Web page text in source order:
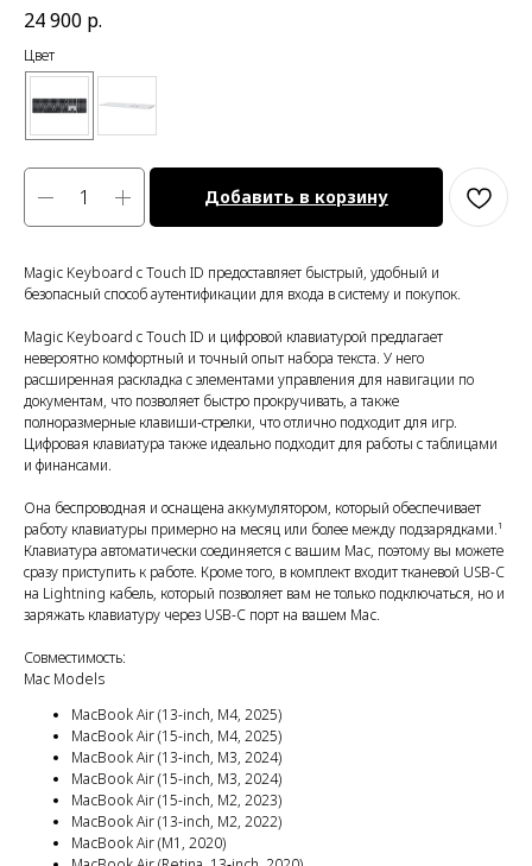
24 900 р.
Цвет
Добавить в корзину
Magic Keyboard с Touch ID предоставляет быстрый, удобный и
безопасный способ аутентификации для входа в систему и покупок.
Magic Keyboard с Touch ID и цифровой клавиатурой предлагает
невероятно комфортный и точный опыт набора текста. У него
расширенная раскладка с элементами управления для навигации по
документам, что позволяет быстро прокручивать, а также
полноразмерные клавиши-стрелки, что отлично подходит для игр.
Цифровая клавиатура также идеально подходит для работы с таблицами
и финансами.
Она беспроводная и оснащена аккумулятором, который обеспечивает
работу клавиатуры примерно на месяц или более между подзарядками.¹
Клавиатура автоматически соединяется с вашим Mac, поэтому вы можете
сразу приступить к работе. Кроме того, в комплект входит тканевой USB-C
на Lightning кабель, который позволяет вам не только подключаться, но и
заряжать клавиатуру через USB-C порт на вашем Mac.
Совместимость:
Mac Models
MacBook Air (13-inch, M4, 2025)
MacBook Air (15-inch, M4, 2025)
MacBook Air (13-inch, M3, 2024)
MacBook Air (15-inch, M3, 2024)
MacBook Air (15-inch, M2, 2023)
MacBook Air (13-inch, M2, 2022)
MacBook Air (M1, 2020)